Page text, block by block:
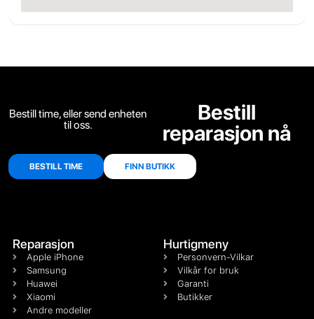
Bestill time, eller send enheten
til oss.
Bestill
reparasjon nå
BESTILL TIME FINN BUTIKK
Reparasjon
Apple iPhone
Samsung
Huawei
Xiaomi
Andre modeller
Hurtigmeny
Personvern-Vilkar
Vilkår for bruk
Garanti
Butikker